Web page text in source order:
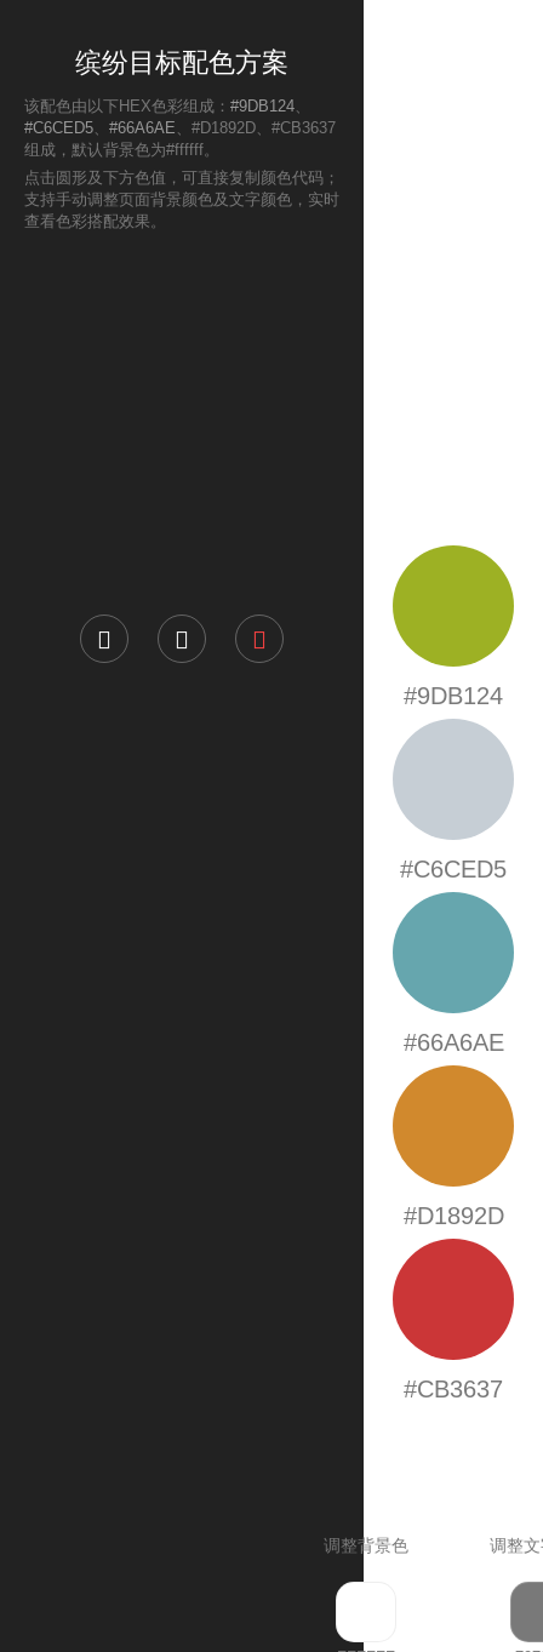
缤纷目标配色方案
该配色由以下HEX色彩组成： #9DB124、
#C6CED5、 #66A6AE 、#D1892D、#CB3637
组成，默认背景色为#ffffff。
点击圆形及下方色值，可直接复制颜色代码；
支持手动调整页面背景颜色及文字颜色，实时
查看色彩搭配效果。
#9DB124
#C6CED5
#66A6AE
#D1892D
#CB3637
调整背景色 调整